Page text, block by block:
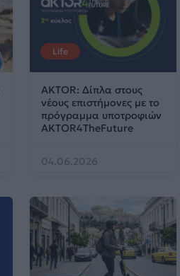
Life
AKTOR: Δίπλα στους
νέους επιστήμονες με το
πρόγραμμα υποτροφιών
AKTOR4TheFuture
04.06.2026